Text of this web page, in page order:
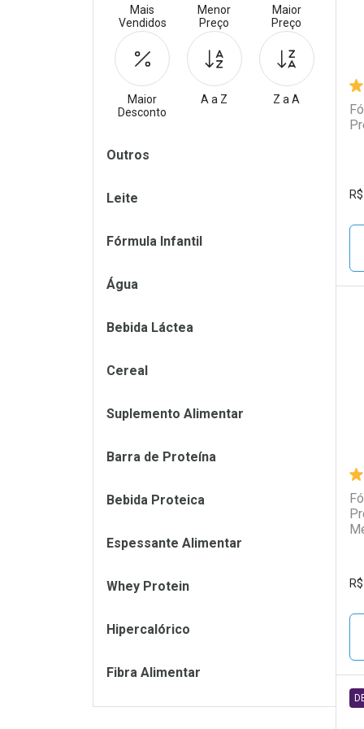
R$
R$
Mais
Vendidos
Menor
Preço
Maior
Preço
Maior
Desconto
A a Z Z a A
Filtros
Outros
Leite
Fórmula Infantil
Água
Bebida Láctea
Cereal
Suplemento Alimentar
Barra de Proteína
Bebida Proteica
Espessante Alimentar
Whey Protein
Hipercalórico
Fibra Alimentar